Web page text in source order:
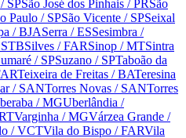
/ SPSão José dos Pinhais / PRSão
Paulo / SPSão Vicente / SPSeixal
/ BJASerra / ESSesimbra /
Silves / FARSinop / MTSintra
/ SPSuzano / SPTaboão da
Teixeira de Freitas / BATeresina
/ SANTorres Novas / SANTorres
/ MGUberlândia /
Varginha / MGVárzea Grande /
/ VCTVila do Bispo / FARVila